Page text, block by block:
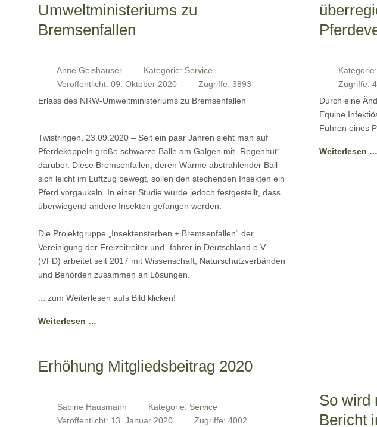
Umweltministeriums zu
Bremsenfallen
Anne Geishauser Kategorie: Service
Veröffentlicht: 09. Oktober 2020
Zugriffe: 3893
Erlass des NRW-Umweltministeriums zu Bremsenfallen
Twistringen, 23.09.2020 – Seit ein paar Jahren sieht man auf
Pferdekoppeln große schwarze Bälle am Galgen mit „Regenhut“
darüber. Diese Bremsenfallen, deren Wärme abstrahlender Ball
sich leicht im Luftzug bewegt, sollen den stechenden Insekten ein
Pferd vorgaukeln. In einer Studie wurde jedoch festgestellt, dass
überwiegend andere Insekten gefangen werden.
Die Projektgruppe „Insektensterben + Bremsenfallen“ der
Vereinigung der Freizeitreiter und -fahrer in Deutschland e.V.
(VFD) arbeitet seit 2017 mit Wissenschaft, Naturschutzverbänden
und Behörden zusammen an Lösungen.
... zum Weiterlesen aufs Bild klicken!
Weiterlesen …
Kategorie:
Zugriffe:
Durch eine
Equine
Führen eines
Weiterlesen …
Erhöhung Mitgliedsbeitrag 2020
Sabine Hausmann Kategorie: Service
Veröffentlicht: 13. Januar 2020
Zugriffe: 4002
So wird
Bericht